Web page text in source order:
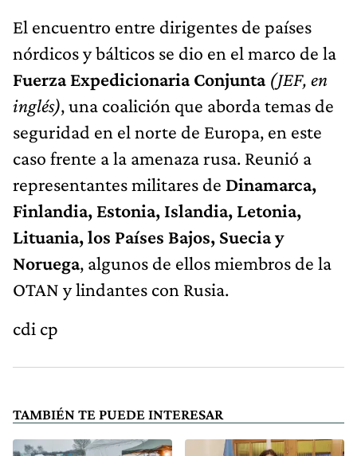
El encuentro entre dirigentes de países
nórdicos y bálticos se dio en el marco de la
Fuerza Expedicionaria Conjunta (JEF, en
inglés), una coalición que aborda temas de
seguridad en el norte de Europa, en este
caso frente a la amenaza rusa. Reunió a
representantes militares de Dinamarca,
Finlandia, Estonia, Islandia, Letonia,
Lituania, los Países Bajos, Suecia y
Noruega, algunos de ellos miembros de la
OTAN y lindantes con Rusia.
cdi cp
TAMBIÉN TE PUEDE INTERESAR